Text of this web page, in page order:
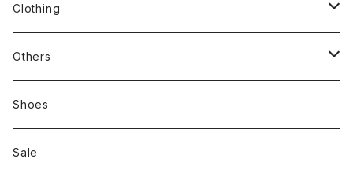
stacks
新刊本
Zine、Other
Clothing
Tees
Sweatshirts
Bag & Accessories
Others
Mixcd
RC SLUM / ROYALTY CLUB
雑貨
Shoes
Sale